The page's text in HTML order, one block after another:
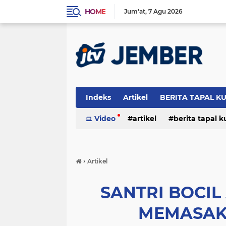
HOME Jum'at 7 Agu 2026
Indeks Artikel BERITA TAPAL
PERISTIWA
Video artikel berita tapal
› Artikel
SANTRI